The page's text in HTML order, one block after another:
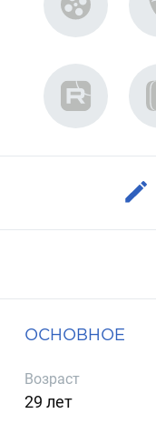
ОСНОВНОЕ
Возраст
29 лет